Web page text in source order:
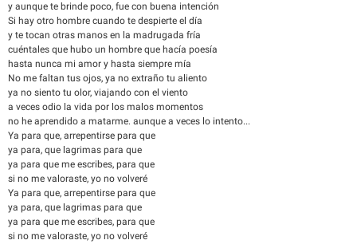
y aunque te brinde poco, fue con buena intención
Si hay otro hombre cuando te despierte el día
y te tocan otras manos en la madrugada fría
cuéntales que hubo un hombre que hacía poesía
hasta nunca mi amor y hasta siempre mía
No me faltan tus ojos, ya no extraño tu aliento
ya no siento tu olor, viajando con el viento
a veces odio la vida por los malos momentos
no he aprendido a matarme. aunque a veces lo intento...
Ya para que, arrepentirse para que
ya para, que lagrimas para que
ya para que me escribes, para que
si no me valoraste, yo no volveré
Ya para que, arrepentirse para que
ya para, que lagrimas para que
ya para que me escribes, para que
si no me valoraste, yo no volveré